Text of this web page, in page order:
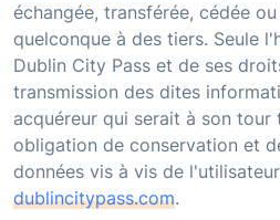
échangée, transférée, cédée
quelconque à des tiers. Seule
Dublin City Pass et de ses
transmission des dites
acquéreur qui serait à son tour
obligation de conservation et
données vis à vis de
dublincitypass.com.